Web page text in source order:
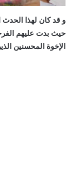
و قد كان لهذا الحدث
حيث بدت عليهم
الإخوة المحسنين